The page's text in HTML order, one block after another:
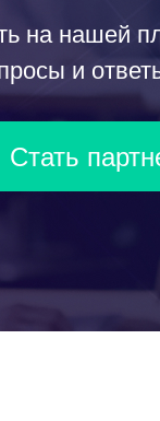
на нашей
и
Стать